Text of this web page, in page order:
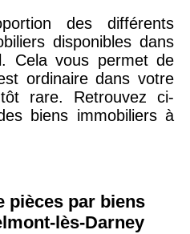
11 085 €
2 453 €
des différents
disponibles dans
Cela vous permet de
ordinaire dans votre
rare. Retrouvez ci-
biens immobiliers à
pièces par biens
lès-Darney